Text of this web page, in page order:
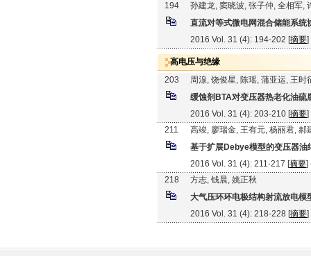
194
孙建龙, 窦晓波, 张子仲, 全相军,
直流对等式微电网混合储能系统
2016 Vol. 31 (4): 194-202 [摘要]
高电压与绝缘
203
周湶, 饶俊星, 陈瑶, 蒲亚运, 王时
缓蚀剂BTA对变压器热老化油硫
2016 Vol. 31 (4): 203-210 [摘要]
211
高竣, 廖瑞金, 王有元, 杨丽君, 郝
基于扩展Debye模型的变压器油
2016 Vol. 31 (4): 211-217 [摘要]
218
方志, 钱晨, 姚正秋
大气压环环电极结构射流放电模
2016 Vol. 31 (4): 218-228 [摘要]